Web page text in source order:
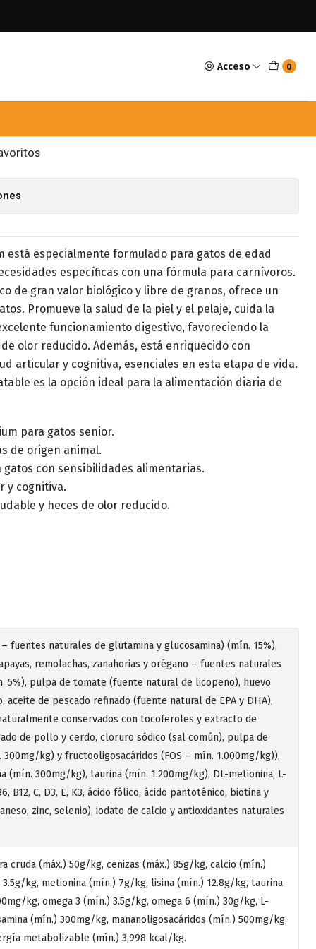
Acceso 0
Gato Senior 7,5kg
está especialmente formulado para gatos de edad
específicas con una fórmula para carnívoros.
de gran valor biológico y libre de granos, ofrece un
Promueve la salud de la piel y el pelaje, cuida la
funcionamiento digestivo, favoreciendo la
olor reducido. Además, está enriquecido con
articular y cognitiva, esenciales en esta etapa de vida.
es la opción ideal para la alimentación diaria de
para gatos senior.
de origen animal.
con sensibilidades alimentarias.
y cognitiva.
y heces de olor reducido.
naturales de glutamina y glucosamina) (mín. 15%),
remolachas, zanahorias y orégano – fuentes naturales
5%), pulpa de tomate (fuente natural de licopeno), huevo
de pescado refinado (fuente natural de EPA y DHA),
conservados con tocoferoles y extracto de
de pollo y cerdo, cloruro sódico (sal común), pulpa de
kg) y fructooligosacáridos (FOS – mín. 1.000mg/kg)),
300mg/kg), taurina (mín. 1.200mg/kg), DL-metionina, L-
B12, C, D3, E, K3, ácido fólico, ácido pantoténico, biotina y
zinc, selenio), iodato de calcio y antioxidantes naturales
(máx.) 50g/kg, cenizas (máx.) 85g/kg, calcio (mín.)
kg, metionina (mín.) 7g/kg, lisina (mín.) 12.8g/kg, taurina
kg, omega 3 (mín.) 3.5g/kg, omega 6 (mín.) 30g/kg, L-
(mín.) 300mg/kg, mananoligosacáridos (mín.) 500mg/kg,
metabolizable (mín.) 3,998 kcal/kg.